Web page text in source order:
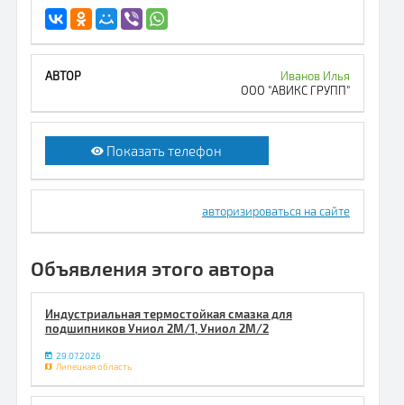
Иванов Илья
ООО "АВИКС ГРУПП"
Показать телефон
авторизироваться на сайте
Объявления этого автора
Индустриальная термостойкая смазка для
подшипников Униол 2М/1, Униол 2М/2
29.07.2026
Липецкая область